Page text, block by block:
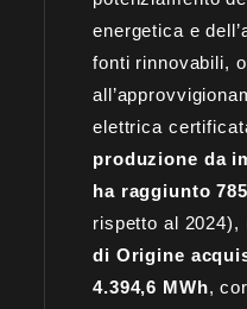
energetica e
fonti rinnovabili,
elettrica
produzione da
ha raggiunto
rispetto al 2024),
di Origine
4.394,6 MWh,